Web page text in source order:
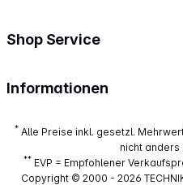
Shop Service
Informationen
* Alle Preise inkl. gesetzl.
nicht
**EVP = Empfohlener
Copyright © 2000 - 2026